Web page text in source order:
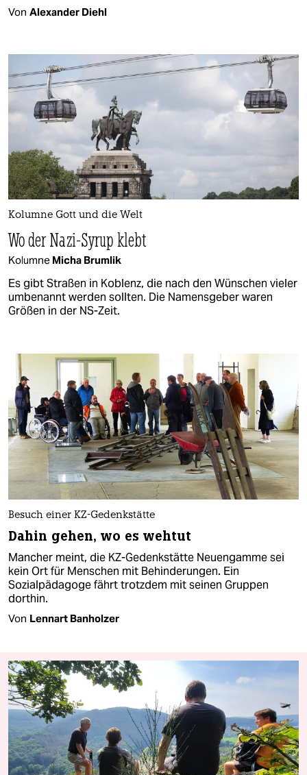
Von Alexander Diehl
Kolumne Gott und die Welt
Wo der Nazi-Syrup klebt
Kolumne Micha Brumlik
Es gibt Straßen in Koblenz, die nach den Wünschen vieler
umbenannt werden sollten. Die Namensgeber waren
Größen in der NS-Zeit.
Besuch einer KZ-Gedenkstätte
Dahin gehen, wo es wehtut
Mancher meint, die KZ-Gedenkstätte Neuengamme sei
kein Ort für Menschen mit Behinderungen. Ein
Sozialpädagoge fährt trotzdem mit seinen Gruppen
dorthin.
Von Lennart Banholzer